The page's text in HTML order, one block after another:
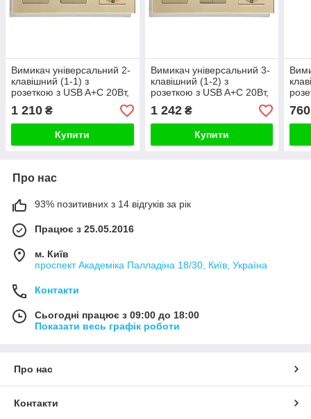
Вимикач універсальний 2-
клавішний (1-1) з
розеткою з USB A+C 20Вт,
заземлення, LUXION 16А
230 В, золото скло
1 210 ₴
Купити
Вимикач універсальний 3-
клавішний (1-2) з
розеткою з USB A+C 20Вт,
заземлення, LUXION 16А
230 В, золото скло
1 242₴
Купити
скло
760
Про нас
93% позитивних з 14 відгуків за рік
Працює з 25.05.2016
м. Київ
проспект Академіка Палладіна 18/30, Київ, Україна
Контакти
Сьогодні працює з 09:00 до 18:00
Показати весь графік роботи
Про нас
Контакти